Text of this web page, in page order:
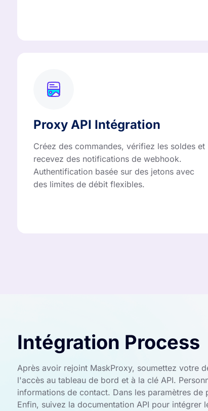
Proxy API Intégration
Créez des commandes, vérifiez les soldes et
recevez des notifications de webhook.
Authentification basée sur des jetons avec
des limites de débit flexibles.
Intégration Process
Après avoir rejoint MaskProxy, soumettez votre
l'accès au tableau de bord et à la clé API.
informations de contact. Dans les paramètres
Enfin, suivez la documentation API pour